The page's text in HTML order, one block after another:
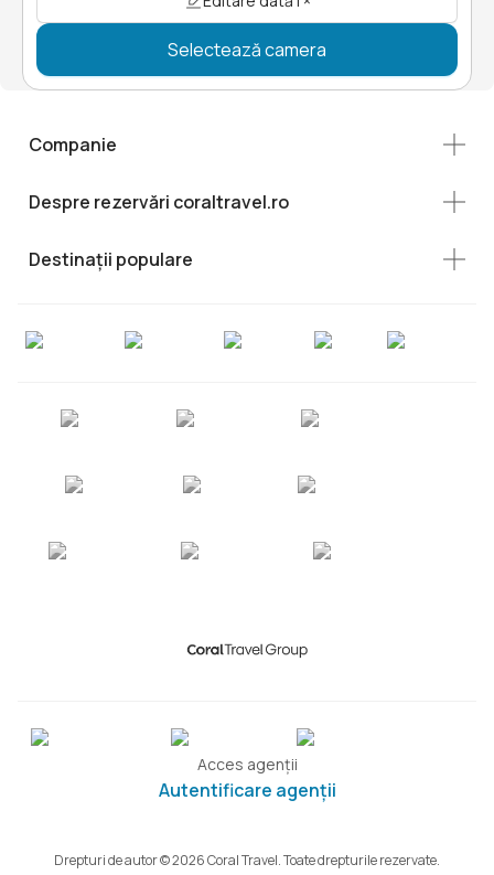
Selectează camera
Companie
Despre rezervări coraltravel.ro
Destinații populare
Acces agenții
Autentificare agenții
Drepturi de autor © 2026 Coral Travel. Toate drepturile rezervate.